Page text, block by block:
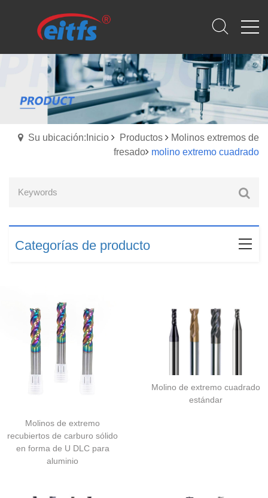
Su ubicación:Inicio Productos
Molinos extremos de
fresado
molino extremo cuadrado
Categorías de producto
Molinos de extremo
recubiertos de carburo sólido
en forma de U DLC para
aluminio
Molino de extremo cuadrado
estándar